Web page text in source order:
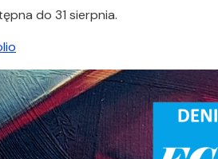
do 31 sierpnia.